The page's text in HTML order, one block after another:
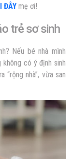
ĐÂY mẹ ơi!
trẻ sơ sinh
Nếu bé nhà mình
không có ý định sinh
nhà”, vừa san